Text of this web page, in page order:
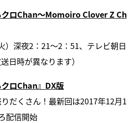
クロChan～Momoiro Clover Z Ch
）深夜2：21～2：51、テレビ朝日
日時が異なります）
ロChan』DX版
だくさん！最新回は2017年12月1
配信開始